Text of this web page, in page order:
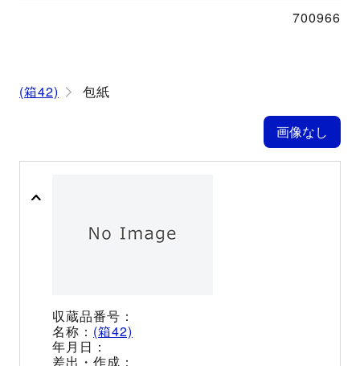
700966
(箱42) 包紙
(箱42)